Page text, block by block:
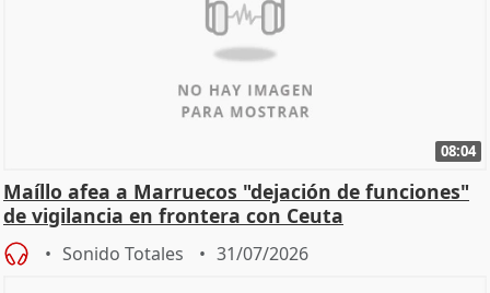
08:04
Maíllo afea a Marruecos "dejación de funciones"
de vigilancia en frontera con Ceuta
Sonido Totales 31/07/2026